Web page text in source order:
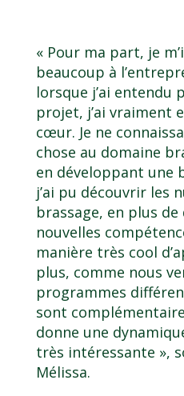
« Pour ma part, je
beaucoup à
lorsque j’ai entendu
projet, j’ai vraiment
cœur. Je ne
chose au domaine
en développant une
j’ai pu découvrir les
brassage, en plus
nouvelles
manière très cool
plus, comme nous
programmes
sont
donne une
très intéressante »,
Mélissa.